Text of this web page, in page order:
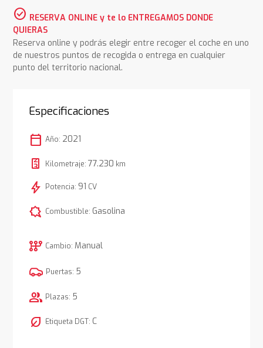
check_circle RESERVA ONLINE y te lo ENTREGAMOS DONDE
QUIERAS
Reserva online y podrás elegir entre recoger el coche en uno
de nuestros puntos de recogida o entrega en cualquier
punto del territorio nacional.
Especificaciones
calendar_today Año: 2021
Kilometraje: 77.230 km
bolt Potencia: 91 CV
comic_bubble Combustible: Gasolina
auto_transmission Cambio: Manual
Puertas: 5
group Plazas: 5
nest_eco_leaf Etiqueta DGT: C